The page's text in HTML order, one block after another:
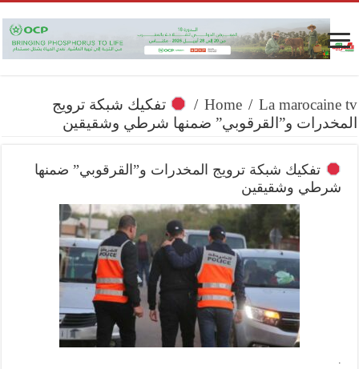
Home / La marocaine tv
/
تفكيك شبكة ترويج
المخدرات و”القرقوبي” ضمنها شرطي وشقيقين
تفكيك شبكة ترويج المخدرات و”القرقوبي” ضمنها
شرطي وشقيقين
.